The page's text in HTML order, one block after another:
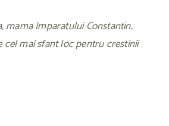
mama Imparatului Constantin,
cel mai sfant loc pentru crestinii